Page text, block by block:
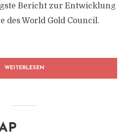
Bericht zur Entwicklung
des World Gold Council.
WEITERLESEN